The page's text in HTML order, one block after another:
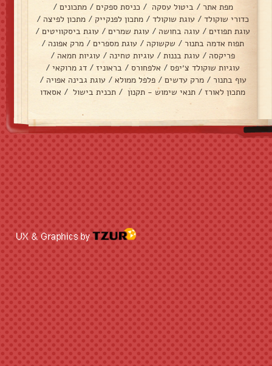
מפת אתר / ביטול עסקה / כניסת ספקים / מתכונים /
כדורי שוקולד / עוגת שוקולד / מתכון לפנקייק / מתכון לפיצה /
עוגת תפוזים / עוגה בחושה / עוגת שמרים / עוגת ביסקוויטים /
תפוח אדמה בתנור / שקשוקה / עוגת מספרים / מרק אפונה /
פריקסה / עוגת בננות / עוגיות טחינה / עוגיות חמאה /
עוגיות שוקולד צ׳יפס / אלפחורס / בראוניז / דג מרוקאי /
עוף בתנור / מרק עדשים / פלפל ממולא / עוגת גבינה אפויה /
מתכון לאורז / תנאי שימוש - תקנון / תכנית בישול / אסאדו